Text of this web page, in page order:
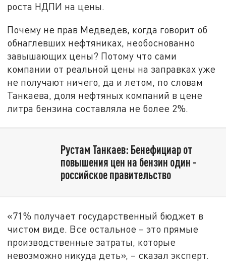
роста НДПИ на цены.
Почему не прав Медведев, когда говорит об
обнаглевших нефтяниках, необоснованно
завышающих цены? Потому что сами
компании от реальной цены на заправках уже
не получают ничего, да и летом, по словам
Танкаева, доля нефтяных компаний в цене
литра бензина составляла не более 2%.
Рустам Танкаев: Бенефициар от
повышения цен на бензин один -
российское правительство
«71% получает государственный бюджет в
чистом виде. Все остальное – это прямые
производственные затраты, которые
невозможно никуда деть», – сказал эксперт.